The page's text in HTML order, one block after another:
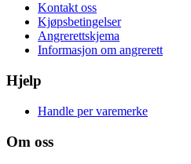
Kontakt oss
Kjøpsbetingelser
Angrerettskjema
Informasjon om angrerett
Hjelp
Handle per varemerke
Om oss